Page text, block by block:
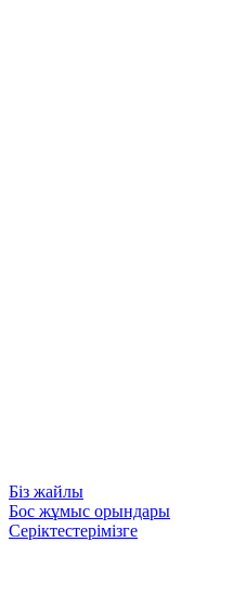
Біз жайлы
Бос жұмыс орындары
Серіктестерімізге